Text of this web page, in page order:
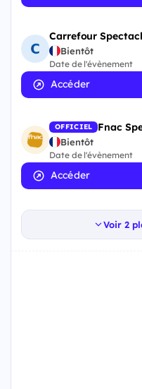
Carrefour
Bientôt
Date de l'évènement
Accéder
OFFICIEL Fnac
Bientôt
Date de l'évènement
Accéder
Voir 2